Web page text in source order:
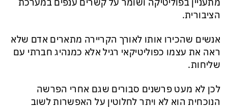
מתעניין בפוליטיקה ושומר על קשרים ענפים במערכת
הציבורית.
אנשים שהכירו אותו לאורך הקריירה מתארים אדם שלא
ראה את עצמו כפוליטיקאי רגיל אלא כמנהיג חברתי עם
שליחות.
לכן לא מעט פרשנים סבורים שגם אחרי הפרשה
הנוכחית הוא לא ויתר לחלוטין על האפשרות לשוב